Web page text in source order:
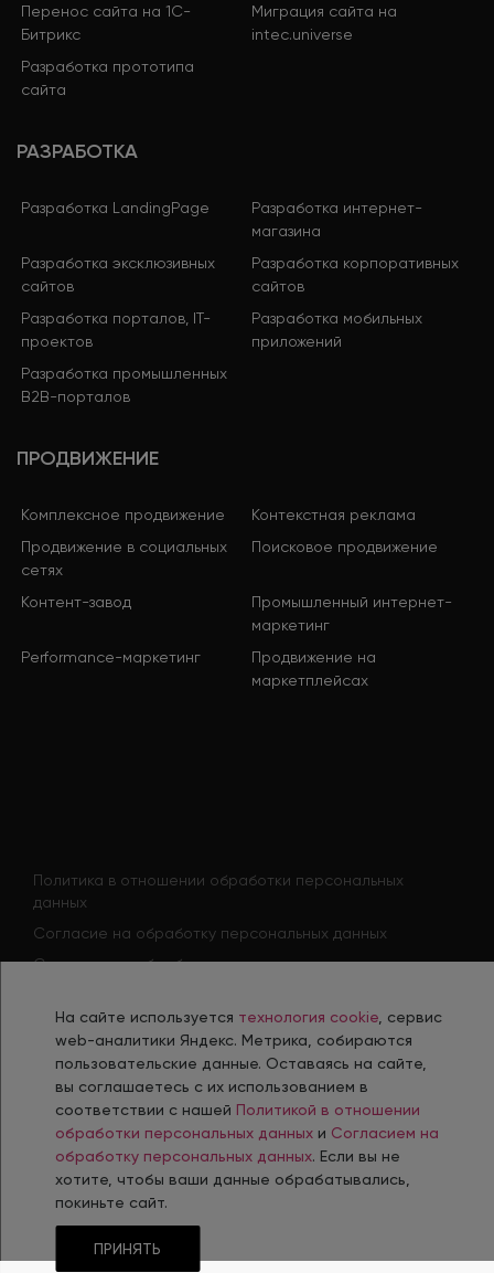
Перенос сайта на 1С-
Битрикс
Миграция сайта на
intec.universe
Разработка прототипа
сайта
РАЗРАБОТКА
Разработка LandingPage
Разработка интернет-
магазина
Разработка эксклюзивных
сайтов
Разработка корпоративных
сайтов
Разработка порталов, IT-
проектов
Разработка мобильных
приложений
Разработка промышленных
B2B-порталов
ПРОДВИЖЕНИЕ
Комплексное продвижение
Контекстная реклама
Продвижение в социальных
сетях
Поисковое продвижение
Контент-завод
Промышленный интернет-
маркетинг
Performance-маркетинг
Продвижение на
маркетплейсах
Политика в отношении обработки персональных
данных
Согласие на обработку персональных данных
Согласие на обработку персональных данных
Политика использования файлов cookie
Согласие на получение рекламной рассылки
Разработка, сопровождение и продвижение сайтов в г. Челябинск
Интернет-Агентство INTEC
На сайте используется технология cookie , сервис
web-аналитики Яндекс. Метрика, собираются
пользовательские данные. Оставаясь на сайте,
вы соглашаетесь с их использованием в
соответствии с нашей Политикой в отношении
обработки персональных данных и Согласием на
обработку персональных данных. Если вы не
хотите, чтобы ваши данные обрабатывались,
покиньте сайт.
ПРИНЯТЬ